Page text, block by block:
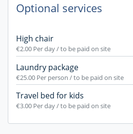
Optional services
High chair
€2.00 Per day / to be paid on site
Laundry package
€25.00 Per person / to be paid on site
Travel bed for kids
€3.00 Per day / to be paid on site